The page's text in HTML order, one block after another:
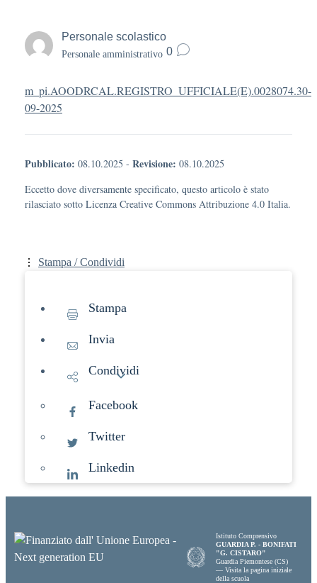
Personale scolastico
Personale amministrativo 0
m_pi.AOODRCAL.REGISTRO_UFFICIALE(E).0028074.30-
09-2025
Pubblicato: 08.10.2025 - Revisione: 08.10.2025
Eccetto dove diversamente specificato, questo articolo è stato
rilasciato sotto Licenza Creative Commons Attribuzione 4.0 Italia.
Stampa / Condividi
Stampa
Invia
Condividi
Facebook
Twitter
Linkedin
Istituto Comprensivo
GUARDIA P. - BONIFATI
"G. CISTARO"
Guardia Piemontese (CS)
— Visita la pagina iniziale
della scuola